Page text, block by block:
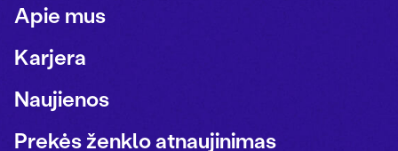
Apie mus
Karjera
Naujienos
Prekės ženklo atnaujinimas